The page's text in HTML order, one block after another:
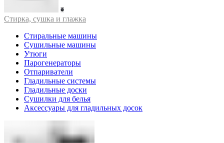
Стирка, сушка и глажка
Стиральные машины
Сушильные машины
Утюги
Парогенераторы
Отпариватели
Гладильные системы
Гладильные доски
Сушилки для белья
Аксессуары для гладильных досок